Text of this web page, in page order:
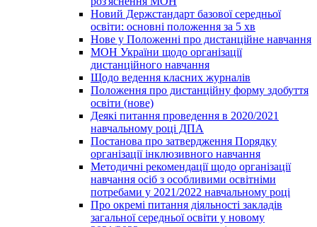
Новий Держстандарт базової середньої
освіти: основні положення за 5 хв
Нове у Положенні про дистанційне навчання
МОН України щодо організації
дистанційного навчання
Щодо ведення класних журналів
Положення про дистанційну форму здобуття
освіти (нове)
Деякі питання проведення в 2020/2021
навчальному році ДПА
Постанова про затвердження Порядку
організації інклюзивного навчання
Методичні рекомендації щодо організації
навчання осіб з особливими освітніми
потребами у 2021/2022 навчальному році
Про окремі питання діяльності закладів
загальної середньої освіти у новому